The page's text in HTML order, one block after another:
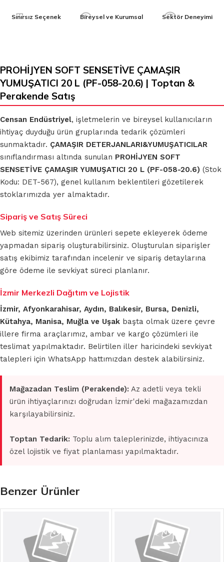
Sınırsız Seçenek Bireysel ve Kurumsal Sektör Deneyimi
PROHİJYEN SOFT SENSETİVE ÇAMAŞIR
YUMUŞATICI 20 L (PF-058-20.6) | Toptan &
Perakende Satış
Censan Endüstriyel, işletmelerin ve bireysel kullanıcıların
ihtiyaç duyduğu ürün gruplarında tedarik çözümleri
sunmaktadır. ÇAMAŞIR DETERJANLARI&YUMUŞATICILAR
sınıflandırması altında sunulan PROHİJYEN SOFT
SENSETİVE ÇAMAŞIR YUMUŞATICI 20 L (PF-058-20.6) (Stok
Kodu: DET-567), genel kullanım beklentileri gözetilerek
stoklarımızda yer almaktadır.
Sipariş ve Satış Süreci
Web sitemiz üzerinden ürünleri sepete ekleyerek ödeme
yapmadan sipariş oluşturabilirsiniz. Oluşturulan siparişler
satış ekibimiz tarafından incelenir ve sipariş detaylarına
göre ödeme ile sevkiyat süreci planlanır.
İzmir Merkezli Dağıtım ve Lojistik
İzmir, Afyonkarahisar, Aydın, Balıkesir, Bursa, Denizli,
Kütahya, Manisa, Muğla ve Uşak başta olmak üzere çevre
illere firma araçlarımız, ambar ve kargo çözümleri ile
teslimat yapılmaktadır. Belirtilen iller haricindeki sevkiyat
talepleri için WhatsApp hattımızdan destek alabilirsiniz.
Mağazadan Teslim (Perakende): Az adetli veya tekli
ürün ihtiyaçlarınızı doğrudan İzmir'deki mağazamızdan
karşılayabilirsiniz.
Toptan Tedarik: Toplu alım taleplerinizde, ihtiyacınıza
özel lojistik ve fiyat planlaması yapılmaktadır.
Benzer Ürünler